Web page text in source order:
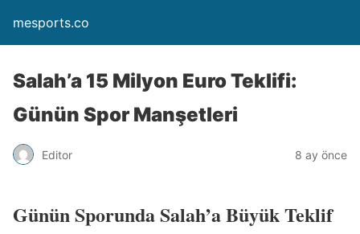
mesports.co
Salah’a 15 Milyon Euro Teklifi:
Günün Spor Manşetleri
Editor 8 ay önce
Günün Sporunda Salah’a Büyük Teklif